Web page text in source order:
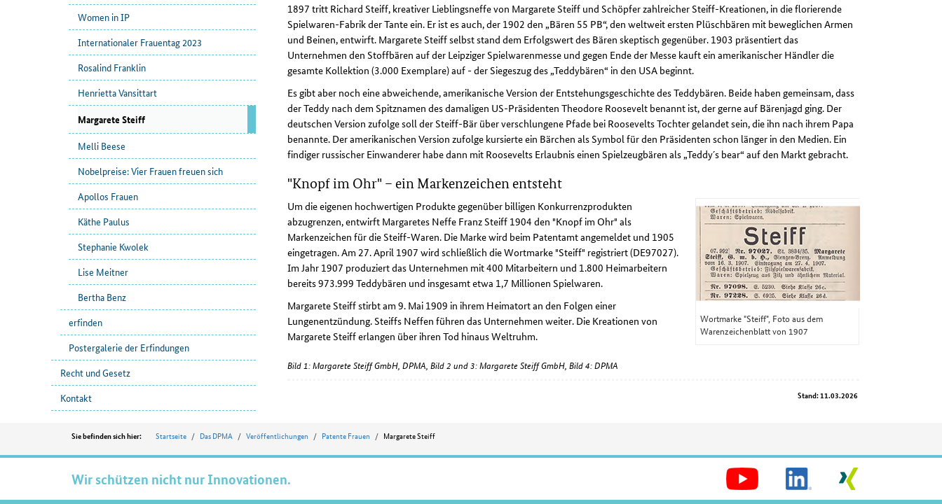
Women in IP
Internationaler Frauentag 2023
Rosalind Franklin
Henrietta Vansittart
Margarete Steiff
Melli Beese
Nobelpreise: Vier Frauen freuen sich
Apollos Frauen
Käthe Paulus
Stephanie Kwolek
Lise Meitner
Bertha Benz
erfinden
Postergalerie der Erfindungen
Recht und Gesetz
Kontakt
1897 tritt Richard Steiff, kreativer Lieblingsneffe von Margarete Steiff und Schöpfer zahlreicher Steiff-Kreationen, in die florierende
Spielwaren-Fabrik der Tante ein. Er ist es auch, der 1902 den „Bären 55 PB“, den weltweit ersten Plüschbären mit beweglichen Armen
und Beinen, entwirft. Margarete Steiff selbst stand dem Erfolgswert des Bären skeptisch gegenüber. 1903 präsentiert das
Unternehmen den Stoffbären auf der Leipziger Spielwarenmesse und gegen Ende der Messe kauft ein amerikanischer Händler die
gesamte Kollektion (3.000 Exemplare) auf - der Siegeszug des „Teddybären“ in den USA beginnt.
Es gibt aber noch eine abweichende, amerikanische Version der Entstehungsgeschichte des Teddybären. Beide haben gemeinsam, dass
der Teddy nach dem Spitznamen des damaligen US-Präsidenten Theodore Roosevelt benannt ist, der gerne auf Bärenjagd ging. Der
deutschen Version zufolge soll der Steiff-Bär über verschlungene Pfade bei Roosevelts Tochter gelandet sein, die ihn nach ihrem Papa
benannte. Der amerikanischen Version zufolge kursierte ein Bärchen als Symbol für den Präsidenten schon länger in den Medien. Ein
findiger russischer Einwanderer habe dann mit Roosevelts Erlaubnis einen Spielzeugbären als „Teddy´s bear“ auf den Markt gebracht.
"Knopf im Ohr" – ein Markenzeichen entsteht
Wortmarke "Steiff", Foto aus dem
Warenzeichenblatt von 1907
Um die eigenen hochwertigen Produkte gegenüber billigen Konkurrenzprodukten
abzugrenzen, entwirft Margaretes Neffe Franz Steiff 1904 den "Knopf im Ohr" als
Markenzeichen für die Steiff-Waren. Die Marke wird beim Patentamt angemeldet und 1905
eingetragen. Am 27. April 1907 wird schließlich die Wortmarke "Steiff" registriert (DE97027).
Im Jahr 1907 produziert das Unternehmen mit 400 Mitarbeitern und 1.800 Heimarbeitern
bereits 973.999 Teddybären und insgesamt etwa 1,7 Millionen Spielwaren.
Margarete Steiff stirbt am 9. Mai 1909 in ihrem Heimatort an den Folgen einer
Lungenentzündung. Steiffs Neffen führen das Unternehmen weiter. Die Kreationen von
Margarete Steiff erlangen über ihren Tod hinaus Weltruhm.
Bild 1: Margarete Steiff GmbH, DPMA, Bild 2 und 3: Margarete Steiff GmbH, Bild 4: DPMA
Stand: 11.03.2026
Position
Sie befinden sich hier: Startseite Das DPMA Veröffentlichungen Patente Frauen Margarete Steiff
Wir schützen nicht nur Innovationen.